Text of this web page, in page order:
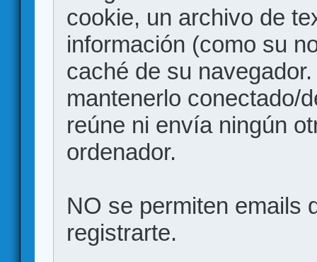
cookie, un archivo de
información (como su
caché de su
mantenerlo conectado/
reúne ni envía ningún
ordenador.
NO se permiten emails
registrarte.